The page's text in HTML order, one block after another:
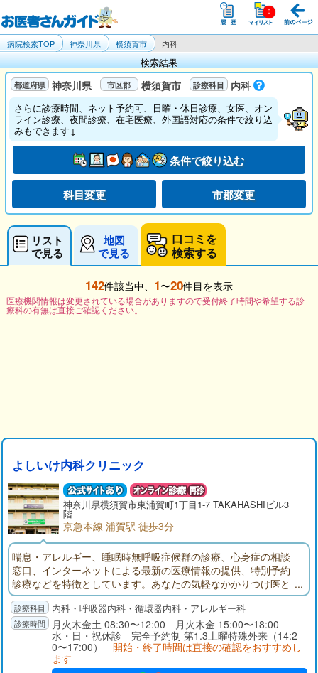
病院検索TOP 神奈川県 横須賀市 内科
検索結果
神奈川県 横須賀市 内科
さらに診療時間、ネット予約可、日曜・休日診療、女医、オン
ライン診療、夜間診療、在宅医療、外国語対応の条件で絞り込
みもできます↓
条件で絞り込む
科目変更 市郡変更
リスト
で見る
地図
で見る
口コミを
検索する
142件該当中、 1〜20件目を表示
医療機関情報は変更されている場合がありますので受付終了時間や希望する診
療科の有無は直接ご確認ください。
よしいけ内科クリニック
神奈川県横須賀市東浦賀町1丁目1-7 TAKAHASHIビル3
階
京急本線 浦賀駅 徒歩3分
喘息・アレルギー、睡眠時無呼吸症候群の診療、心身症の相談
窓口、インターネットによる最新の医療情報の提供、特別予約
診療などを特徴としています。あなたの気軽なかかりつけ医と
して、あなたの健康について少しでも、一緒に考えていければ
良いと思っています。また、当クリニックよりあなたに適切な
専門病院をご紹介申し上げます。何でもご相談ください。
内科・呼吸器内科・循環器内科・アレルギー科
月火木金土 08:30〜12:00 月火木金 15:00〜18:00
水・日・祝休診 完全予約制 第1.3土曜特殊外来（14:2
0〜17:00） 開始・終了時間は直接の確認をおすすめし
ます